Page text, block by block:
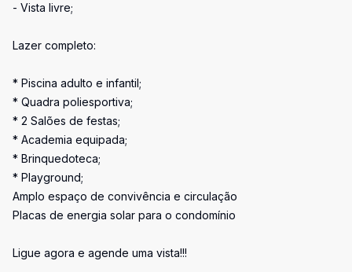
- Vista livre;
Lazer completo:
* Piscina adulto e infantil;
* Quadra poliesportiva;
* 2 Salões de festas;
* Academia equipada;
* Brinquedoteca;
* Playground;
Amplo espaço de convivência e circulação
Placas de energia solar para o condomínio
Ligue agora e agende uma vista!!!